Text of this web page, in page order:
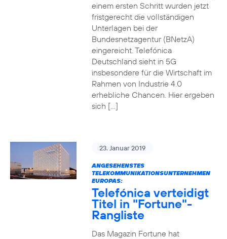
einem ersten Schritt wurden jetzt
fristgerecht die vollständigen
Unterlagen bei der
Bundesnetzagentur (BNetzA)
eingereicht. Telefónica
Deutschland sieht in 5G
insbesondere für die Wirtschaft im
Rahmen von Industrie 4.0
erhebliche Chancen. Hier ergeben
sich […]
23. Januar 2019
ANGESEHENSTES
TELEKOMMUNIKATIONSUNTERNEHMEN
EUROPAS:
Telefónica verteidigt
Titel in "Fortune"-
Rangliste
Das Magazin Fortune hat